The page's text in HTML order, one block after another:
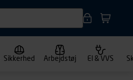
Sikkerhed Arbejdstøj El & VVS